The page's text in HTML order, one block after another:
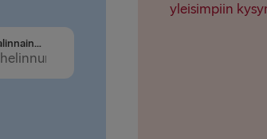
Puhelinnumero (valinnainen)
yleisimpiin